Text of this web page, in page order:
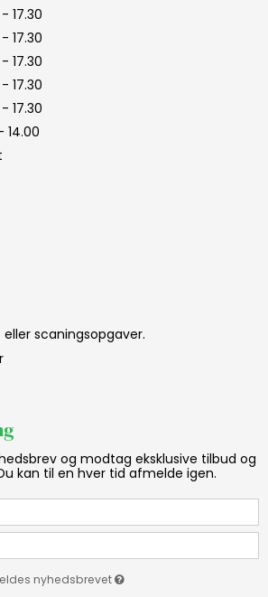
17.30
17.30
17.30
17.30
17.30
14.00
scaningsopgaver.
og modtag eksklusive tilbud og
kan til en hver tid afmelde igen.
nyhedsbrevet